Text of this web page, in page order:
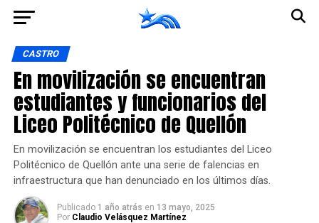
CASTRO
En movilización se encuentran
estudiantes y funcionarios del
Liceo Politécnico de Quellón
En movilización se encuentran los estudiantes del Liceo
Politécnico de Quellón ante una serie de falencias en
infraestructura que han denunciado en los últimos días.
Publicado 1 año atrás en 13 mayo, 2025
Por Claudio Velásquez Martínez
Ir a la versión móvil